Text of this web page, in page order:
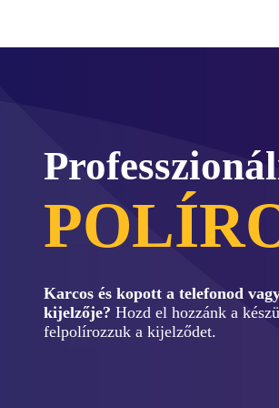
Karcos és kopott a telefonod
kijelzője? Hozd el hozzánk a
felpolírozzuk a kijelződet.